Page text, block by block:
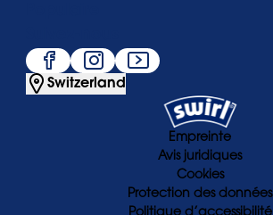
Switzerland
Empreinte
Avis juridiques
Cookies
Protection des données